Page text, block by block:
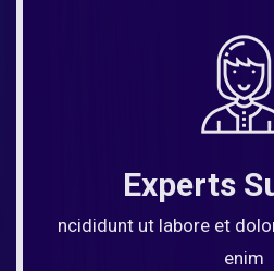
Experts
ncididunt ut labore et
enim